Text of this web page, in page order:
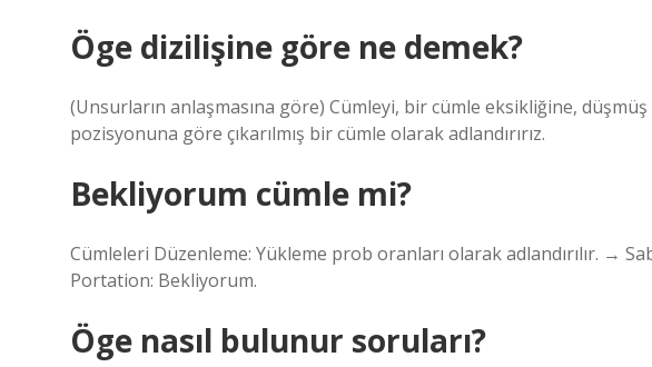
Öge dizilişine göre ne demek?
(Unsurların anlaşmasına göre) Cümleyi, bir cümle eksikliğine,
pozisyonuna göre çıkarılmış bir cümle olarak adlandırırız.
Bekliyorum cümle mi?
Cümleleri Düzenleme: Yükleme prob oranları olarak adlandırılır. →
Portation: Bekliyorum.
Öge nasıl bulunur soruları?